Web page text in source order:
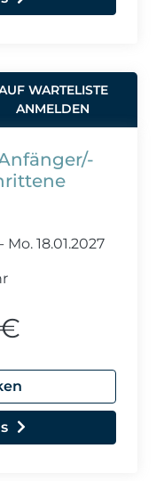
WARTELISTE
ANMELDEN
Mo. 18.01.2027